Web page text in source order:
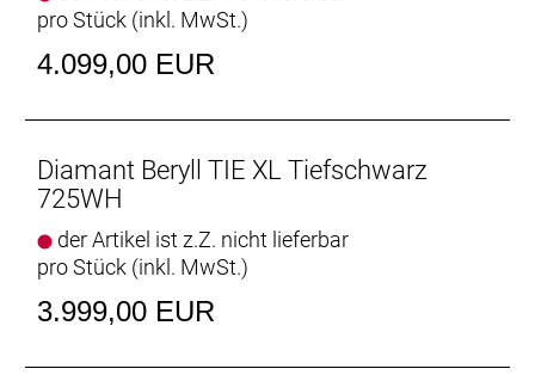
Lenkerband Griffe: Herrmans Clik, ergonomisch, mit
Klemmung // Herrmans Clik, ergonomisch, mit
Sattel: Selle Royal Nuvola
300 mm Länge
Räder: Bontrager Connection, Hohlkammerfelge, 32-
Loch, 20 mm Innenweite, Presta-Ventil
pro Stück (inkl. MwSt.)
4.099,00 EUR
Diamant Beryll TIE XL Tiefschwarz
725WH
der Artikel ist z.Z. nicht lieferbar
pro Stück (inkl. MwSt.)
3.999,00 EUR